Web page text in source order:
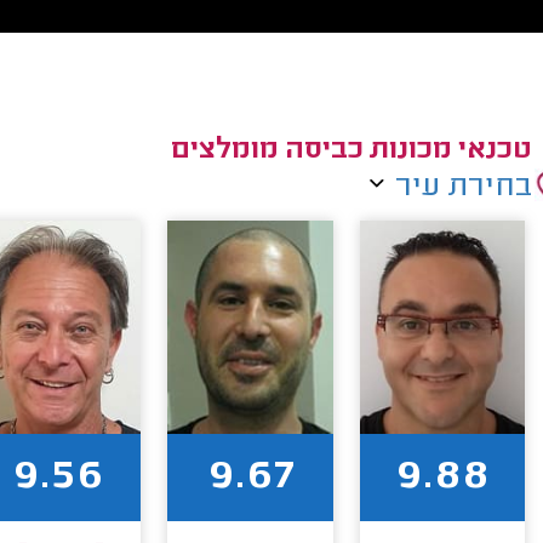
טכנאי מכונות כביסה מומלצים
בחירת עיר
9.88
9.67
9.56